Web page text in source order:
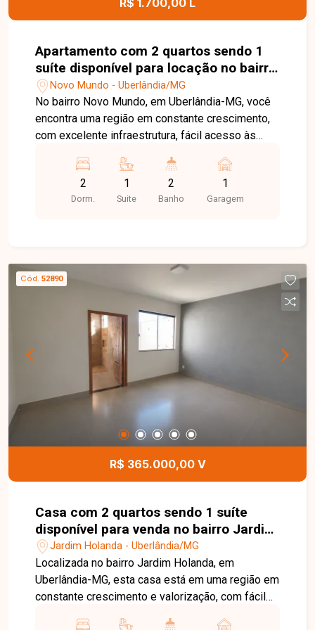
R$ 1.700,00 L
Apartamento com 2 quartos sendo 1
suíte disponível para locação no bairro
Novo Mundo em Uberlândia-MG
Novo Mundo - Uberlândia/MG
No bairro Novo Mundo, em Uberlândia-MG, você
encontra uma região em constante crescimento,
com excelente infraestrutura, fácil acesso às
supermercados, escolas, farmácias e diversos
comércios, proporcionando praticidade e
qualidade de vida. Apartamento novo, recém-
garagem. O imóvel oferece ambientes modernos,
bem distribuídos e excelente iluminação natural,
sendo ideal para quem busca conforto e
praticidade em um imóvel de primeira locação.
Uma excelente oportunidade para morar em um
apartamento novo, em uma região em plena
valorização de Uberlândia. Entre em contato e
agende sua visita!
2
Dorm.
1
Suite
2
Banho
1
Garagem
Cód. 52890
R$ 365.000,00 V
Casa com 2 quartos sendo 1 suíte
disponível para venda no bairro Jardim
Holanda em Uberlândia-MG
Jardim Holanda - Uberlândia/MG
Localizada no bairro Jardim Holanda, em
Uberlândia-MG, esta casa está em uma região em
constante crescimento e valorização, com fácil